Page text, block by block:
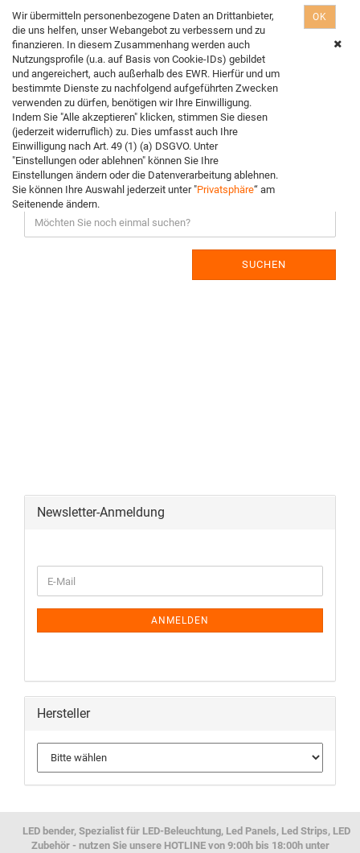
Wir übermitteln personenbezogene Daten an Drittanbieter,
die uns helfen, unser Webangebot zu verbessern und zu
finanzieren. In diesem Zusammenhang werden auch
Nutzungsprofile (u.a. auf Basis von Cookie-IDs) gebildet
und angereichert, auch außerhalb des EWR. Hierfür und um
bestimmte Dienste zu nachfolgend aufgeführten Zwecken
verwenden zu dürfen, benötigen wir Ihre Einwilligung.
Indem Sie "Alle akzeptieren" klicken, stimmen Sie diesen
(jederzeit widerruflich) zu. Dies umfasst auch Ihre
Einwilligung nach Art. 49 (1) (a) DSGVO. Unter
"Einstellungen oder ablehnen" können Sie Ihre
Einstellungen ändern oder die Datenverarbeitung ablehnen.
Sie können Ihre Auswahl jederzeit unter "Privatsphäre“ am
Seitenende ändern.
OK
Erweiterte Suche
Die Suche ergab keine genauen Treffer.
Möchten Sie noch einmal suchen?
SUCHEN
Newsletter-Anmeldung
ANMELDEN
Hersteller
LED bender, Spezialist für LED-Beleuchtung, Led Panels, Led Strips, LED
Zubehör - nutzen Sie unsere HOTLINE von 9:00h bis 18:00h unter